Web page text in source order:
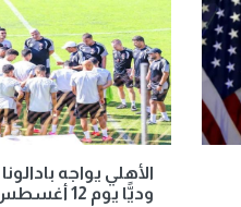
الأهلي يواجه
وديًّا يوم 12 أغسطس